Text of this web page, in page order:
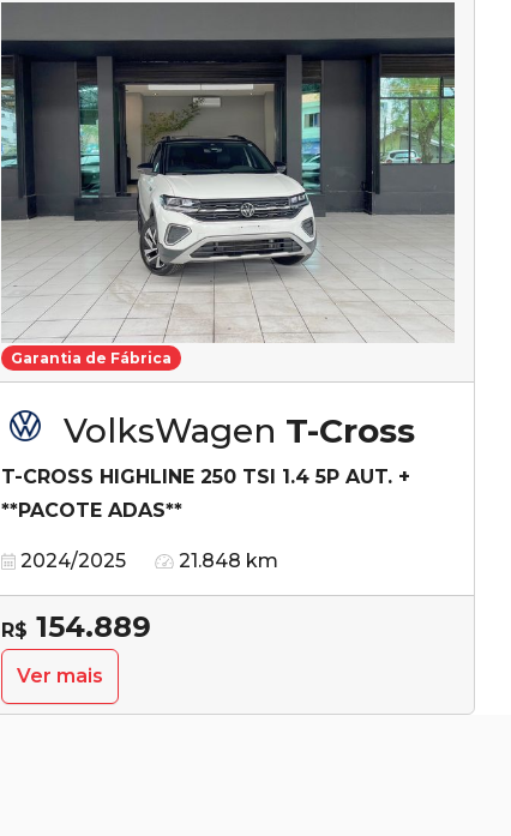
Garantia de Fábrica
VolksWagen T-Cross
T-CROSS HIGHLINE 250 TSI 1.4 5P AUT. +
**PACOTE ADAS**
2024/2025 21.848 km
R$ 154.889
Ver mais